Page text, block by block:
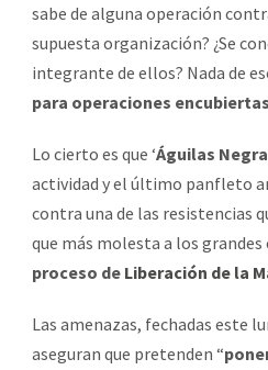
sabe de alguna operación
supuesta organización? ¿Se
integrante de ellos? Nada de
para operaciones encubiertas
Lo cierto es que ‘Águilas
actividad y el último panfleto
contra una de las resistencias
que más molesta a los
proceso de Liberación de la
Las amenazas, fechadas este
aseguran que pretenden “